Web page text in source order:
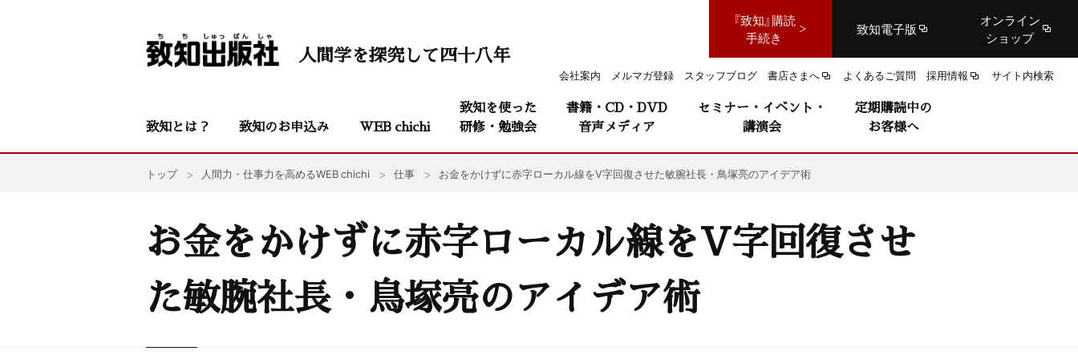
『致知』購読
手続き
致知電子版
オンライン
ショップ
会社案内 メルマガ登録 スタッフブログ 書店さまへ よくあるご質問 採用情報 サイト内検索
人間学を探究して四十八年
致知とは？ 致知のお申込み WEB chichi
致知を使った
研修・勉強会
書籍・CD・DVD
音声メディア
セミナー・イベント・
講演会
定期購読中の
お客様へ
トップ 人間力・仕事力を高めるWEB chichi 仕事 お金をかけずに赤字ローカル線をV字回復させた敏腕社長・鳥塚亮のアイデア術
お金をかけずに赤字ローカル線をV字回復させ
た敏腕社長・鳥塚亮のアイデア術